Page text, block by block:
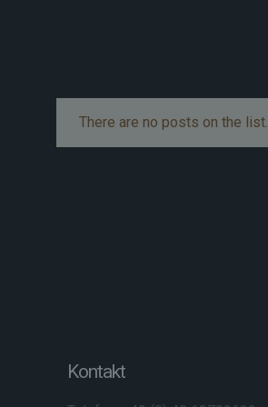
There are no posts on the list.
Kontakt